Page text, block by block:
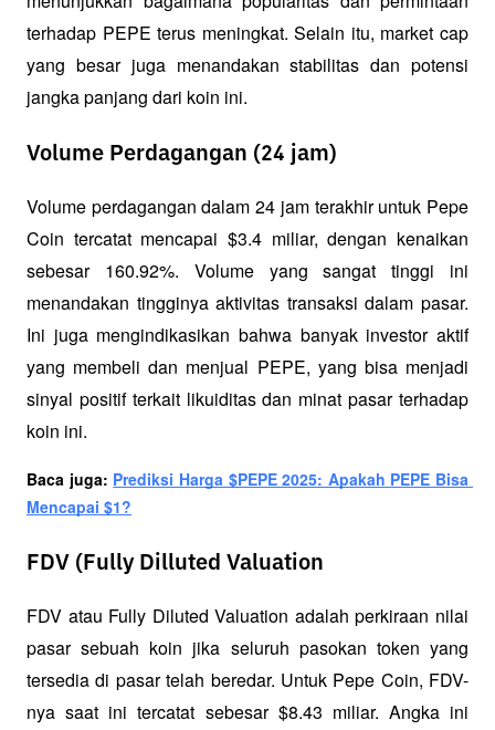
terhadap PEPE terus meningkat. Selain itu, market cap
yang besar juga menandakan stabilitas dan potensi
jangka panjang dari koin ini.
Volume Perdagangan (24 jam)
Volume perdagangan dalam 24 jam terakhir untuk Pepe
Coin tercatat mencapai $3.4 miliar, dengan kenaikan
sebesar 160.92%. Volume yang sangat tinggi ini
menandakan tingginya aktivitas transaksi dalam pasar.
Ini juga mengindikasikan bahwa banyak investor aktif
yang membeli dan menjual PEPE, yang bisa menjadi
sinyal positif terkait likuiditas dan minat pasar terhadap
koin ini.
Baca juga: Prediksi Harga $PEPE 2025: Apakah PEPE Bisa
Mencapai $1?
FDV (Fully Dilluted Valuation
FDV atau Fully Diluted Valuation adalah perkiraan nilai
pasar sebuah koin jika seluruh pasokan token yang
tersedia di pasar telah beredar. Untuk Pepe Coin, FDV-
nya saat ini tercatat sebesar $8.43 miliar. Angka ini